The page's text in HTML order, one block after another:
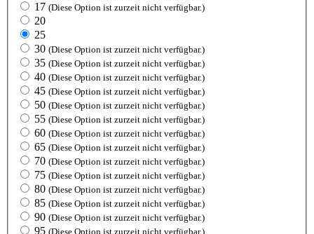
17 (Diese Option ist zurzeit nicht verfügbar.)
20
25
30 (Diese Option ist zurzeit nicht verfügbar.)
35 (Diese Option ist zurzeit nicht verfügbar.)
40 (Diese Option ist zurzeit nicht verfügbar.)
45 (Diese Option ist zurzeit nicht verfügbar.)
50 (Diese Option ist zurzeit nicht verfügbar.)
55 (Diese Option ist zurzeit nicht verfügbar.)
60 (Diese Option ist zurzeit nicht verfügbar.)
65 (Diese Option ist zurzeit nicht verfügbar.)
70 (Diese Option ist zurzeit nicht verfügbar.)
75 (Diese Option ist zurzeit nicht verfügbar.)
80 (Diese Option ist zurzeit nicht verfügbar.)
85 (Diese Option ist zurzeit nicht verfügbar.)
90 (Diese Option ist zurzeit nicht verfügbar.)
95 (Diese Option ist zurzeit nicht verfügbar.)